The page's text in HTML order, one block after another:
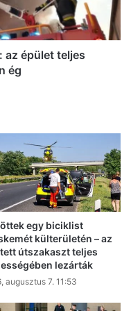
az épület teljes
ég
egy biciklist
külterületén – az
útszakaszt teljes
lezárták
augusztus 7. 11:53